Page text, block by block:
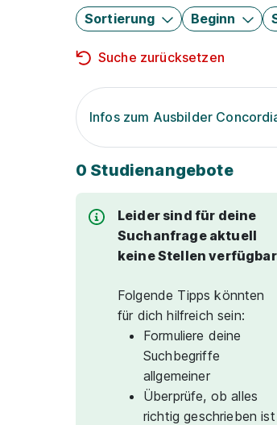
Sortierung Beginn
Suche zurücksetzen
Infos zum Ausbilder
0 Studienangebote
Leider sind für deine
Suchanfrage aktuell
keine Stellen
Folgende Tipps könnten
für dich hilfreich sein:
Formuliere deine
Suchbegriffe
allgemeiner
Überprüfe, ob alles
richtig geschrieben ist